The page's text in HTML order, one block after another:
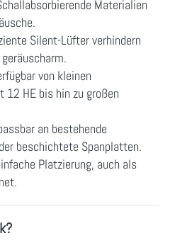
Materialien
Silent-Lüfter verhindern
von kleinen
12 HE bis hin zu großen
an bestehende
beschichtete Spanplatten.
Platzierung, auch als